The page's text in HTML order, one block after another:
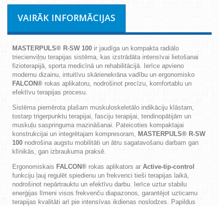
VAIRĀK INFORMĀCIJAS
MASTERPULS® R-SW 100 ir jaudīga un kompakta radiālo
triecienviļņu terapijas sistēma, kas izstrādāta intensīvai lietošanai
fizioterapijā, sporta medicīnā un rehabilitācijā. Ierīce apvieno
modernu dizainu, intuitīvu skārienekrāna vadību un ergonomisko
FALCON® rokas aplikatoru, nodrošinot precīzu, komfortablu un
efektīvu terapijas procesu.
Sistēma piemērota plašam muskuloskeletālo indikāciju klāstam,
tostarp trigerpunktu terapijai, fasciju terapijai, tendinopātijām un
muskuļu saspringuma mazināšanai. Pateicoties kompaktajai
konstrukcijai un integrētajam kompresoram,
MASTERPULS® R-SW
100 nodrošina augstu mobilitāti un ātru sagatavošanu darbam gan
klīnikās, gan izbraukuma praksē.
Ergonomiskais FALCON® rokas aplikators ar Active-tip-control
funkciju ļauj regulēt spiedienu un frekvenci tieši terapijas laikā,
nodrošinot nepārtrauktu un efektīvu darbu. Ierīce uztur stabilu
enerģijas līmeni visos frekvenču diapazonos, garantējot uzticamu
terapijas kvalitāti arī pie intensīvas ikdienas noslodzes. Papildus